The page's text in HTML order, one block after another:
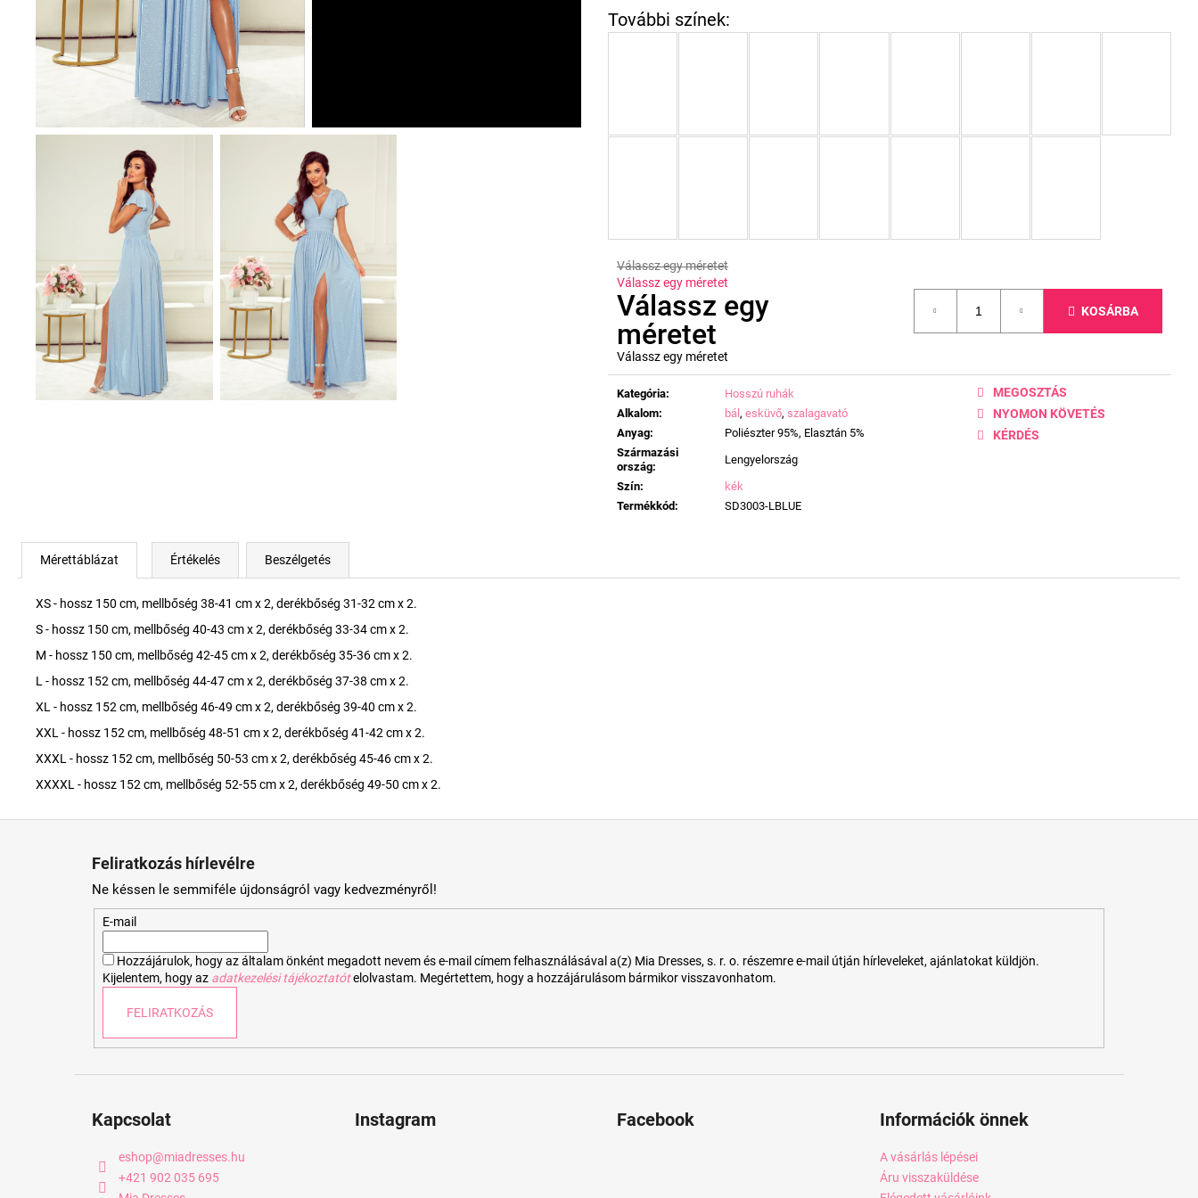
Válassz egy méretet
Válassz egy méretet
Válassz egy
méretet
Válassz egy méretet
Egységár:
KOSÁRBA
Kategória:
Hosszú ruhák
Alkalom: bál, esküvő, szalagavató
Anyag:
Poliészter 95%, Elasztán 5%
Származási
ország:
Lengyelország
Szín:
kék
Termékkód: SD3003-LBLUE
KÉRDÉS
NYOMON KÖVETÉS
MEGOSZTÁS
Mérettáblázat Értékelés Beszélgetés
XS - hossz 150 cm, mellbőség 38-41 cm x 2, derékbőség 31-32 cm x 2.
S - hossz 150 cm, mellbőség 40-43 cm x 2, derékbőség 33-34 cm x 2.
M - hossz 150 cm, mellbőség 42-45 cm x 2, derékbőség 35-36 cm x 2.
L - hossz 152 cm, mellbőség 44-47 cm x 2, derékbőség 37-38 cm x 2.
XL - hossz 152 cm, mellbőség 46-49 cm x 2, derékbőség 39-40 cm x 2.
XXL - hossz 152 cm, mellbőség 48-51 cm x 2, derékbőség 41-42 cm x 2.
XXXL - hossz 152 cm, mellbőség 50-53 cm x 2, derékbőség 45-46 cm x 2.
XXXXL - hossz 152 cm, mellbőség 52-55 cm x 2, derékbőség 49-50 cm x 2.
Feliratkozás hírlevélre
Ne késsen le semmiféle újdonságról vagy kedvezményről!
E-mail
Hozzájárulok, hogy az általam önként megadott nevem és e-mail címem felhasználásával a(z) Mia Dresses, s. r. o. részemre e-mail útján hírleveleket, ajánlatokat küldjön.
Kijelentem, hogy az adatkezelési tájékoztatót elolvastam. Megértettem, hogy a hozzájárulásom bármikor visszavonhatom.
FELIRATKOZÁS
Kapcsolat
eshop@miadresses.hu
+421 902 035 695
Instagram Facebook Információk önnek
A vásárlás lépései
Áru visszaküldése